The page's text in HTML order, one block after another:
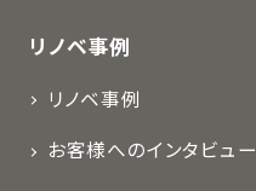
リノベ事例
リノベ事例
お客様へのインタビュー